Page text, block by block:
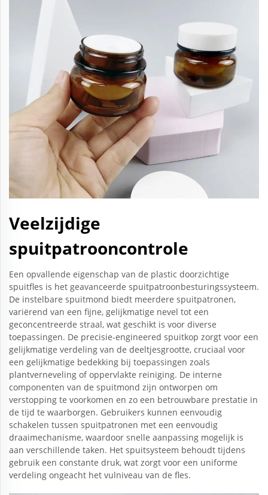
Veelzijdige
spuitpatrooncontrole
Een opvallende eigenschap van de plastic doorzichtige
spuitfles is het geavanceerde spuitpatroonbesturingssysteem.
De instelbare spuitmond biedt meerdere spuitpatronen,
variërend van een fijne, gelijkmatige nevel tot een
geconcentreerde straal, wat geschikt is voor diverse
toepassingen. De precisie-engineered spuitkop zorgt voor een
gelijkmatige verdeling van de deeltjesgrootte, cruciaal voor
een gelijkmatige bedekking bij toepassingen zoals
plantverneveling of oppervlakte reiniging. De interne
componenten van de spuitmond zijn ontworpen om
verstopping te voorkomen en zo een betrouwbare prestatie in
de tijd te waarborgen. Gebruikers kunnen eenvoudig
schakelen tussen spuitpatronen met een eenvoudig
draaimechanisme, waardoor snelle aanpassing mogelijk is
aan verschillende taken. Het spuitsysteem behoudt tijdens
gebruik een constante druk, wat zorgt voor een uniforme
verdeling ongeacht het vulniveau van de fles.